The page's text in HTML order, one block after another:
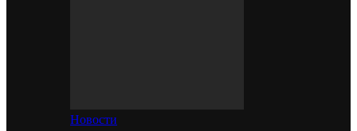
Новости